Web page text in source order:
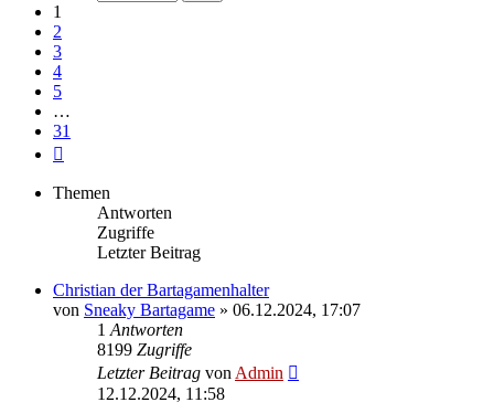
1
2
3
4
5
…
31
Themen
Antworten
Zugriffe
Letzter Beitrag
Christian der Bartagamenhalter
von Sneaky Bartagame » 06.12.2024, 17:07
1 Antworten
8199 Zugriffe
Letzter Beitrag von Admin
12.12.2024, 11:58